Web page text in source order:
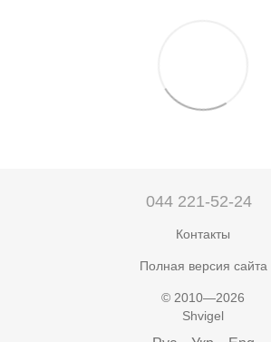
044 221-52-24
Контакты
Полная версия сайта
© 2010—2026
Shvigel